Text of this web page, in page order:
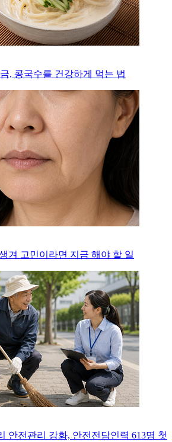
, 콩국수를 건강하게 먹는 법
겨 고민이라면 지금 해야 할 일
안전관리 강화, 안전전담인력 613명 첫